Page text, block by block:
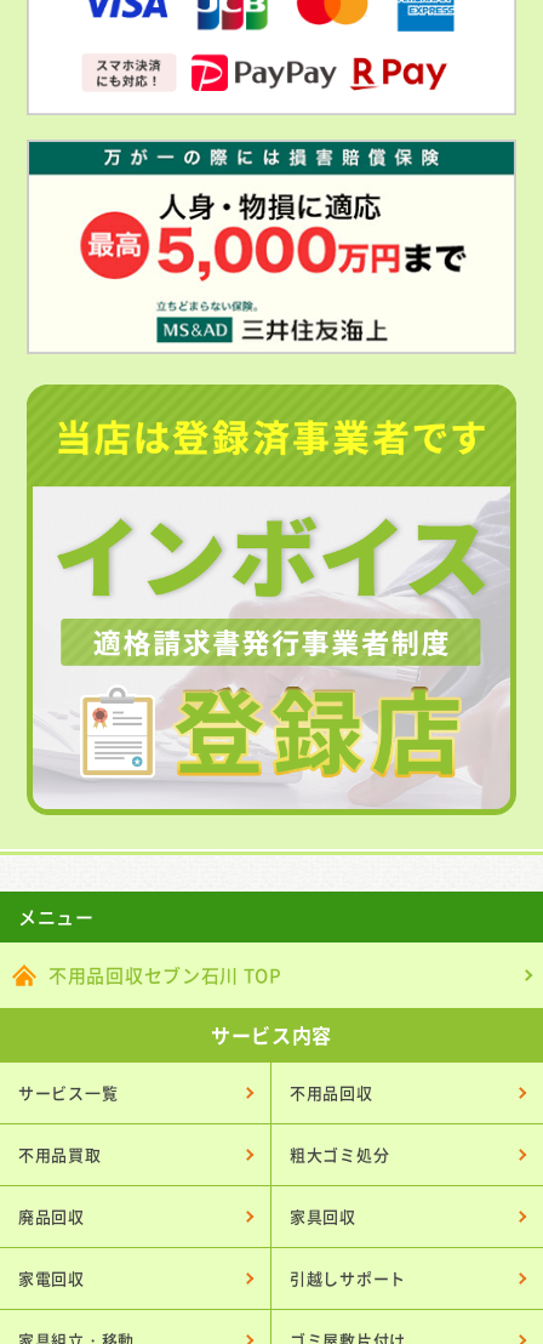
メニュー
不用品回収セブン石川 TOP
サービス内容
サービス一覧 不用品回収
不用品買取 粗大ゴミ処分
廃品回収 家具回収
家電回収 引越しサポート